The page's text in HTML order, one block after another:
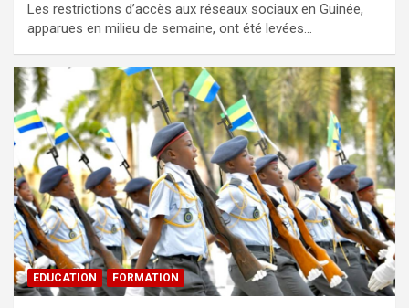
Les restrictions d’accès aux réseaux sociaux en Guinée,
apparues en milieu de semaine, ont été levées…
EDUCATION FORMATION